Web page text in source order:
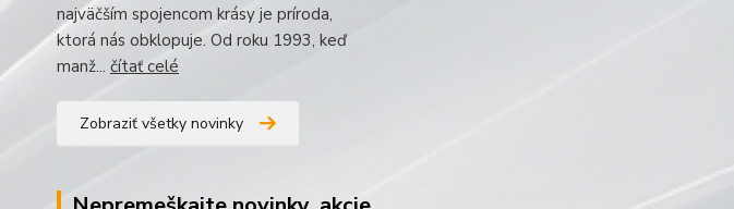
najväčším spojencom krásy je príroda,
ktorá nás obklopuje. Od roku 1993, keď
manž... čítať celé
Zobraziť všetky novinky